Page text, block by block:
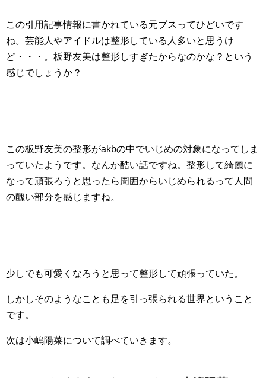
この引用記事情報に書かれている元ブスってひどいです
ね。芸能人やアイドルは整形している人多いと思うけ
ど・・・。板野友美は整形しすぎたからなのかな？という
感じでしょうか？
この板野友美の整形がakbの中でいじめの対象になってしま
っていたようです。なんか酷い話ですね。整形して綺麗に
なって頑張ろうと思ったら周囲からいじめられるって人間
の醜い部分を感じますね。
少しでも可愛くなろうと思って整形して頑張っていた。
しかしそのようなことも足を引っ張られる世界ということ
です。
次は小嶋陽菜について調べていきます。